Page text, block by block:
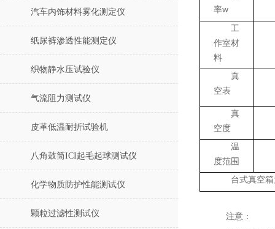
汽车内饰材料雾化测定仪
纸尿裤渗透性能测定仪
织物静水压试验仪
气流阻力测试仪
皮革低温耐折试验机
八角鼓筒ICI起毛起球测试仪
化学物质防护性能测试仪
颗粒过滤性测试仪
率w
工
作室材
料
真
空表
真
空度
温
度范围
台式真空
注意：